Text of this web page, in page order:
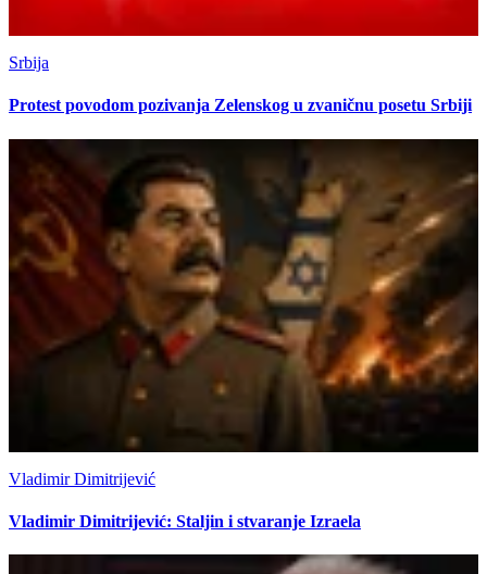
Srbija
Protest povodom pozivanja Zelenskog u zvaničnu posetu Srbiji
Vladimir Dimitrijević
Vladimir Dimitrijević: Staljin i stvaranje Izraela